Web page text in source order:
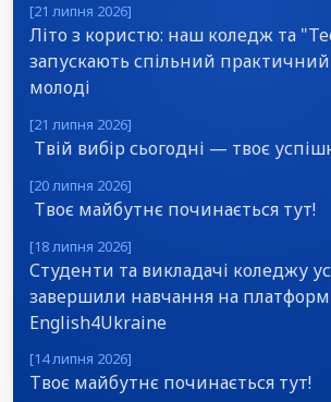
[21 липня 2026]
Літо з користю: наш коледж та
запускають спільний
молоді
[21 липня 2026]
Твій вибір сьогодні — твоє
[20 липня 2026]
Твоє майбутнє починається тут!
[18 липня 2026]
Студенти та викладачі коледжу
завершили навчання на
English4Ukraine
[14 липня 2026]
Твоє майбутнє починається тут!